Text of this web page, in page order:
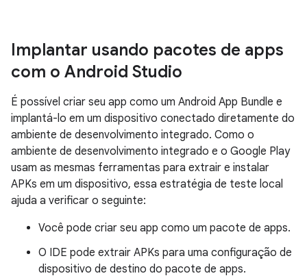
Implantar usando pacotes de apps
com o Android Studio
É possível criar seu app como um Android App Bundle e
implantá-lo em um dispositivo conectado diretamente do
ambiente de desenvolvimento integrado. Como o
ambiente de desenvolvimento integrado e o Google Play
usam as mesmas ferramentas para extrair e instalar
APKs em um dispositivo, essa estratégia de teste local
ajuda a verificar o seguinte:
Você pode criar seu app como um pacote de apps.
O IDE pode extrair APKs para uma configuração de
dispositivo de destino do pacote de apps.